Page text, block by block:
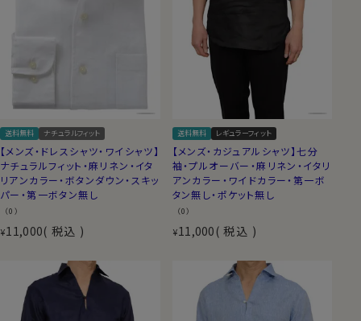
送料無料 ナチュラルフィット
【メンズ・ドレスシャツ・ワイシャツ】
ナチュラルフィット・麻リネン・イタ
リアンカラー・ボタンダウン・スキッ
パー・第一ボタン無し
（0）
¥11,000 税込
送料無料 レギュラーフィット
【メンズ・カジュアルシャツ】七分
袖・プルオーバー・麻リネン・イタリ
アンカラー・ワイドカラー・第一ボ
タン無し・ポケット無し
（0）
¥11,000 税込